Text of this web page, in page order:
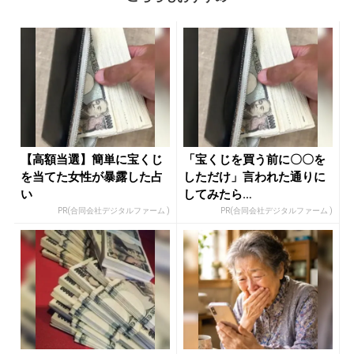
【高額当選】簡単に宝くじ
を当てた女性が暴露した占
い
PR(合同会社デジタルファーム )
「宝くじを買う前に〇〇を
しただけ」言われた通りに
してみたら…
PR(合同会社デジタルファーム )